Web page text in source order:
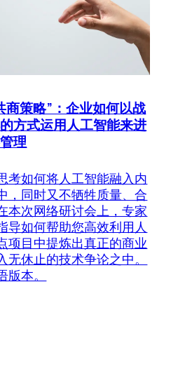
商策略”：企业如何以战
方式运用人工智能来进
理
考如何将人工智能融入内
，同时又不牺牲质量、合
本次网络研讨会上，专家
导如何帮助您高效利用人
项目中提炼出真正的商业
无休止的技术争论之中。
本。